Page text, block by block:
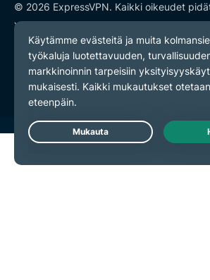
© 2026 ExpressVPN. Kaikki oikeudet
Yksityisyyskäytäntö
Palveluehdot
Evästeasetukset